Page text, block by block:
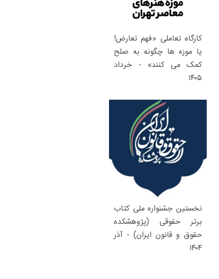
کارگاه تعاملی «فهم تعارض!
یا موزه ها چگونه به صلح
کمک می کنند» - خرداد
۱۴۰۵
نخستین جشنواره ملی کتاب
برتر حقوقی (پژوهشکده
حقوق و قانون ایران) - آذر
۱۴۰۴